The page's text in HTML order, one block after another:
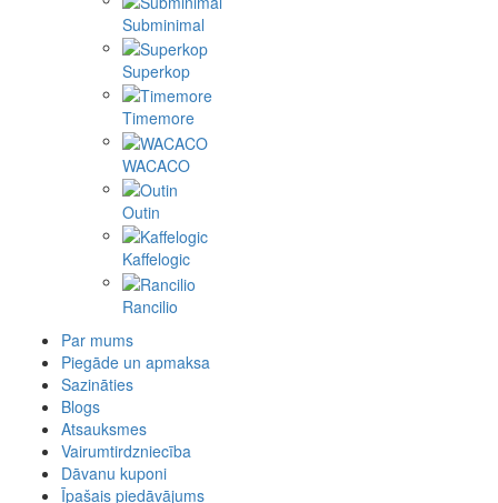
Subminimal
Superkop
Timemore
WACACO
Outin
Kaffelogic
Rancilio
Par mums
Piegāde un apmaksa
Sazināties
Blogs
Atsauksmes
Vairumtirdzniecība
Dāvanu kuponi
Īpašais piedāvājums